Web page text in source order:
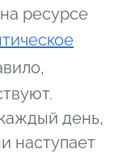
ресурсе
день,
наступает